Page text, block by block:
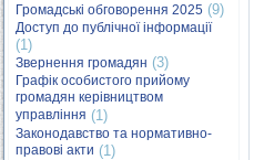
Громадські обговорення 2025 (9)
Доступ до публічної інформації
(1)
Звернення громадян (3)
Графік особистого прийому
громадян керівництвом
управління (1)
Законодавство та нормативно-
правові акти (1)